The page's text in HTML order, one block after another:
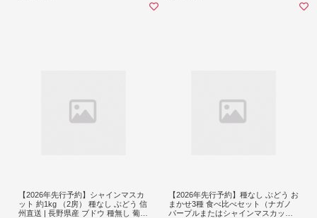
【2026年先行予約】シャインマスカ
ット 約1kg （2房） 種なし ぶどう 信
州直送 | 長野県産 ブドウ 種無し 葡萄
【2026年先行予約】種なし ぶどう お
まかせ3種 食べ比べセット（ナガノ
パープルまたはシャインマスカット